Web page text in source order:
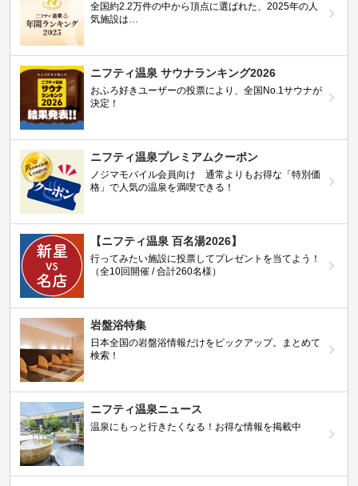
全国約2.2万件の中から頂点に選ばれた、2025年の人
気施設は…
ニフティ温泉 サウナランキング2026
おふろ好きユーザーの投票により、全国No.1サウナが
決定！
ニフティ温泉プレミアムクーポン
ノジマモバイル会員向け 通常よりもお得な「特別価
格」で人気の温泉を満喫できる！
【ニフティ温泉 百名湯2026】
行ってみたい施設に投票してプレゼントを当てよう！
（全10回開催 / 合計260名様）
岩盤浴特集
日本全国の岩盤浴情報だけをピックアップ。まとめて
検索！
ニフティ温泉ニュース
温泉にもっと行きたくなる！お得な情報を掲載中